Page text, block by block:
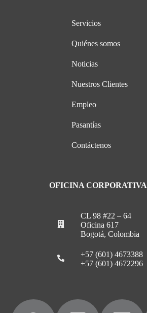
Servicios
Quiénes somos
Noticias
Nuestros Clientes
Empleo
Pasantías
Contáctenos
OFICINA CORPORATIVA
CL 98 #22 – 64
Oficina 617
Bogotá, Colombia
+57 (601) 4673388
+57 (601) 4672296